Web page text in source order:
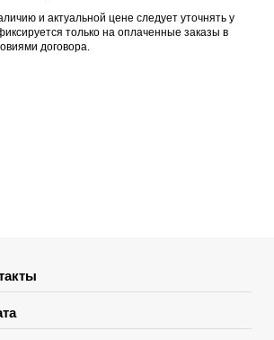
и актуальной цене следует уточнять у
только на оплаченные заказы в
договора.